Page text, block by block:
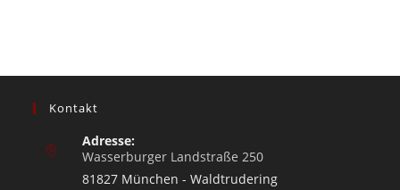
Kontakt
Adresse:
Wasserburger Landstraße 250
81827 München - Waldtrudering